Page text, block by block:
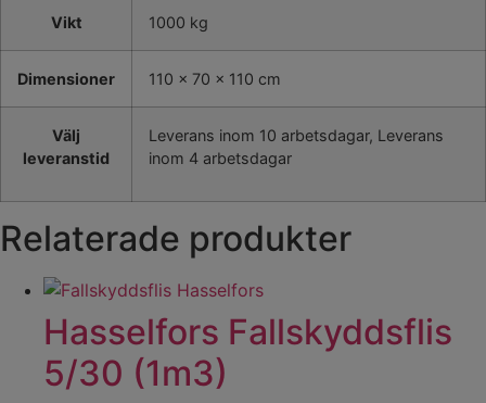
Vikt 1000 kg
Dimensioner 110 × 70 × 110 cm
Välj
leveranstid
Leverans inom 10 arbetsdagar, Leverans
inom 4 arbetsdagar
Relaterade produkter
Hasselfors Fallskyddsflis
5/30 (1m3)